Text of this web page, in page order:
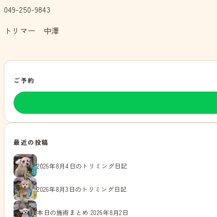
049-250-9843
トリマー 中澤
ご予約
最近の投稿
2026年8月4日のトリミング日記
2026年8月3日のトリミング日記
本日の施術まとめ 2026年8月2日